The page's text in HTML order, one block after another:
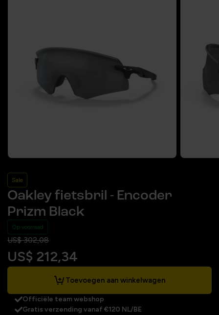
Sale
Oakley fietsbril - Encoder
Prizm Black
Op voorraad
US$ 302,08
US$ 212,34
Toevoegen aan winkelwagen
Officiële team webshop
Gratis verzending vanaf €120 NL/BE